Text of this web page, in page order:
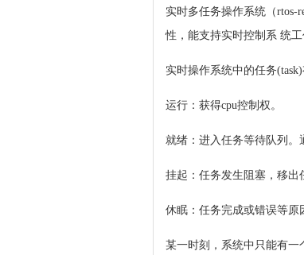
实时多任务操作系统（rtos-
性，能支持实时控制系 统
实时操作系统中的任务(task)
运行：获得cpu控制权。
就绪：进入任务等待队列。
挂起：任务发生阻塞，移出
休眠：任务完成或错误等原
某一时刻，系统中只能有一